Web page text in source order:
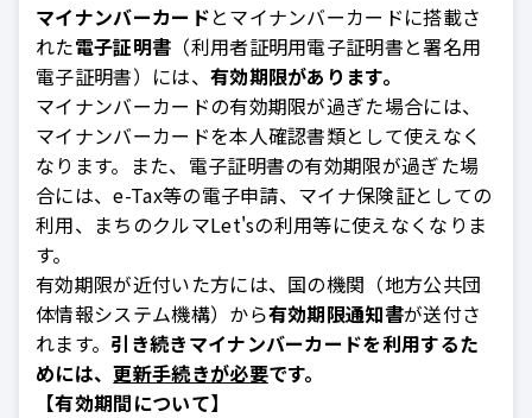
マイナンバーカードとマイナンバーカードに搭載さ
れた電子証明書 （利用者証明用電子証明書と署名用
電子証明書）には、 有効期限があります。
マイナンバーカードの有効期限が過ぎた場合には、
マイナンバーカードを本人確認書類として使えなく
なります。また、電子証明書の有効期限が過ぎた場
合には、e-Tax等の電子申請、マイナ保険証としての
利用、まちのクルマLet'sの利用等に使えなくなりま
す。
有効期限が近付いた方には、国の機関（地方公共団
体情報システム機構）から有効期限通知書が送付さ
れます。 引き続きマイナンバーカードを利用するた
めには、更新手続きが必要です。
【有効期間について】